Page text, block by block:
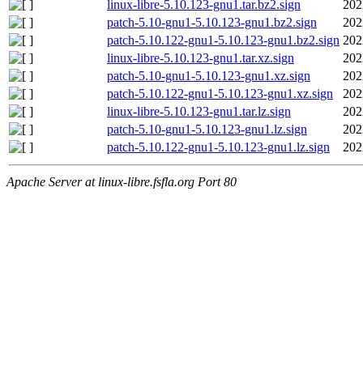
linux-libre-5.10.123-gnu1.tar.bz2.sign
patch-5.10-gnu1-5.10.123-gnu1.bz2.sign
patch-5.10.122-gnu1-5.10.123-gnu1.bz2.sign
linux-libre-5.10.123-gnu1.tar.xz.sign
patch-5.10-gnu1-5.10.123-gnu1.xz.sign
patch-5.10.122-gnu1-5.10.123-gnu1.xz.sign
linux-libre-5.10.123-gnu1.tar.lz.sign
patch-5.10-gnu1-5.10.123-gnu1.lz.sign
patch-5.10.122-gnu1-5.10.123-gnu1.lz.sign
Apache Server at linux-libre.fsfla.org Port 80